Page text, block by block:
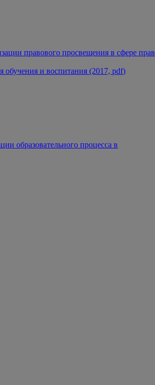
правового просвещения в сфере прав
и воспитания (2017, pdf)
образовательного процесса в